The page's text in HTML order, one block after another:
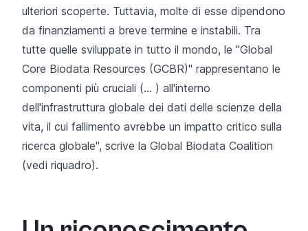
ulteriori scoperte. Tuttavia, molte di esse dipendono
da finanziamenti a breve termine e instabili. Tra
tutte quelle sviluppate in tutto il mondo, le "Global
Core Biodata Resources (GCBR)" rappresentano le
componenti più cruciali (... ) all'interno
dell'infrastruttura globale dei dati delle scienze della
vita, il cui fallimento avrebbe un impatto critico sulla
ricerca globale", scrive la Global Biodata Coalition
(vedi riquadro).